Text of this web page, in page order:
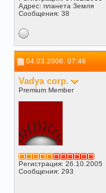
Адрес: планета Земля
Сообщения: 38
04.03.2006, 07:46
Vadya corp.
Premium Member
Регистрация: 26.10.2005
Сообщения: 293